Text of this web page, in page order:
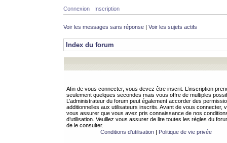
Connexion Inscription
Voir les messages sans réponse | Voir les sujets actifs
Index du forum
Afin de vous connecter, vous devez être inscrit. L’inscription
seulement quelques secondes mais vous offre de multiples
L’administrateur du forum peut également accorder des
additionnelles aux utilisateurs inscrits. Avant de vous connecter,
vous assurer que vous avez pris connaissance de nos
d’utilisation. Veuillez vous assurer de lire toutes les règles du
de le consulter.
Conditions d’utilisation| Politique de vie privée